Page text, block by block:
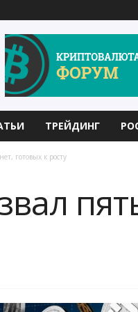
ТРЕЙДИНГ
готовых к росту